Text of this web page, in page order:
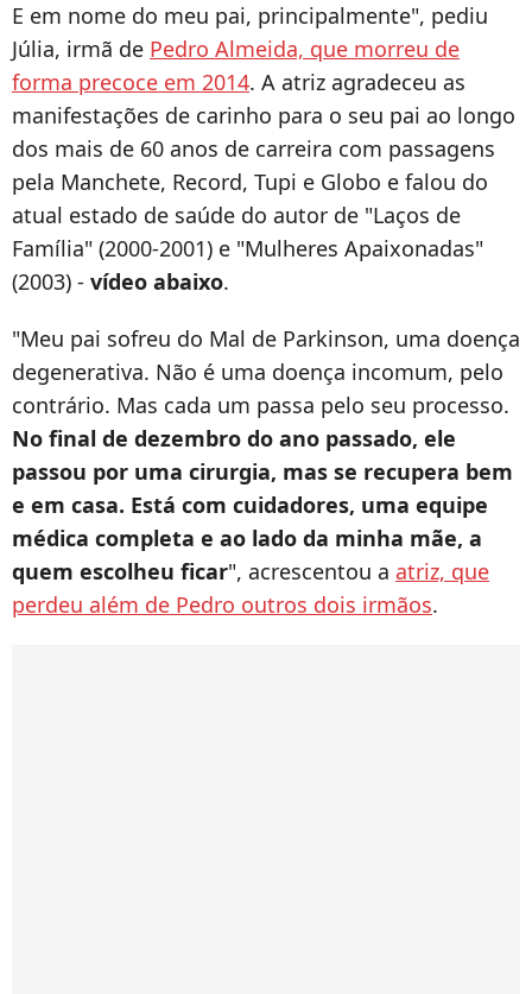
E em nome do meu pai, principalmente", pediu
Júlia, irmã de Pedro Almeida, que morreu de
forma precoce em 2014. A atriz agradeceu as
manifestações de carinho para o seu pai ao longo
dos mais de 60 anos de carreira com passagens
pela Manchete, Record, Tupi e Globo e falou do
atual estado de saúde do autor de "Laços de
Família" (2000-2001) e "Mulheres Apaixonadas"
(2003) - vídeo abaixo.
"Meu pai sofreu do Mal de Parkinson, uma doença
degenerativa. Não é uma doença incomum, pelo
contrário. Mas cada um passa pelo seu processo.
No final de dezembro do ano passado, ele
passou por uma cirurgia, mas se recupera bem
e em casa. Está com cuidadores, uma equipe
médica completa e ao lado da minha mãe, a
quem escolheu ficar", acrescentou a atriz, que
perdeu além de Pedro outros dois irmãos.